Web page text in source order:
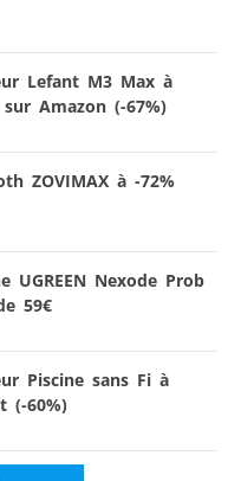
Lefant M3 Max à
Amazon (-67%)
ZOVIMAX à -72%
UGREEN Nexode Prob
59€
Piscine sans Fi à
(-60%)